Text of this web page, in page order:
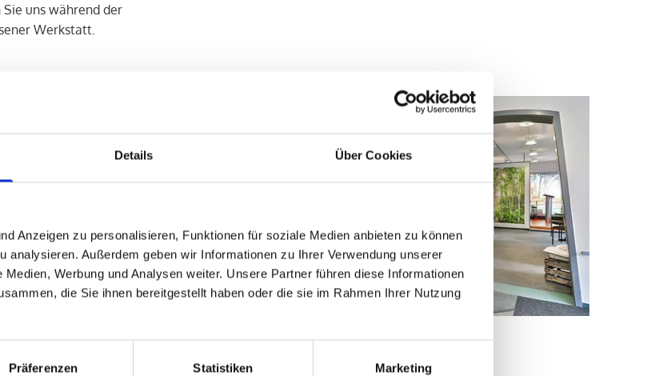
Details Über Cookies
Anzeigen zu personalisieren, Funktionen für soziale Medien anbieten zu können
analysieren. Außerdem geben wir Informationen zu Ihrer Verwendung unserer
Werbung und Analysen weiter. Unsere Partner führen diese Informationen
die Sie ihnen bereitgestellt haben oder die sie im Rahmen Ihrer Nutzung
Präferenzen Statistiken Marketing
uns während der
Werkstatt.
Einsatzgebiete